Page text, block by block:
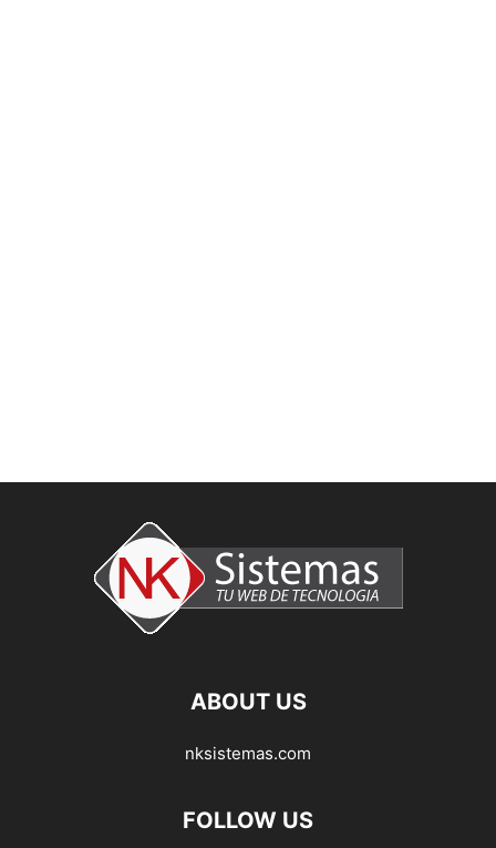
ABOUT US
nksistemas.com
FOLLOW US